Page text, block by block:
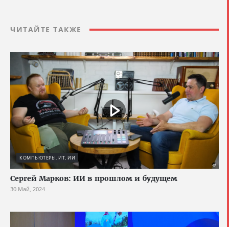
ЧИТАЙТЕ ТАКЖЕ
КОМПЬЮТЕРЫ, ИТ, ИИ
Сергей Марков: ИИ в прошлом и будущем
30 Май, 2024